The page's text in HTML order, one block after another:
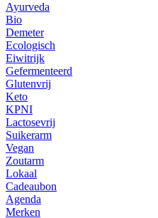
Ayurveda
Bio
Demeter
Ecologisch
Eiwitrijk
Gefermenteerd
Glutenvrij
Keto
KPNI
Lactosevrij
Suikerarm
Vegan
Zoutarm
Lokaal
Cadeaubon
Agenda
Merken